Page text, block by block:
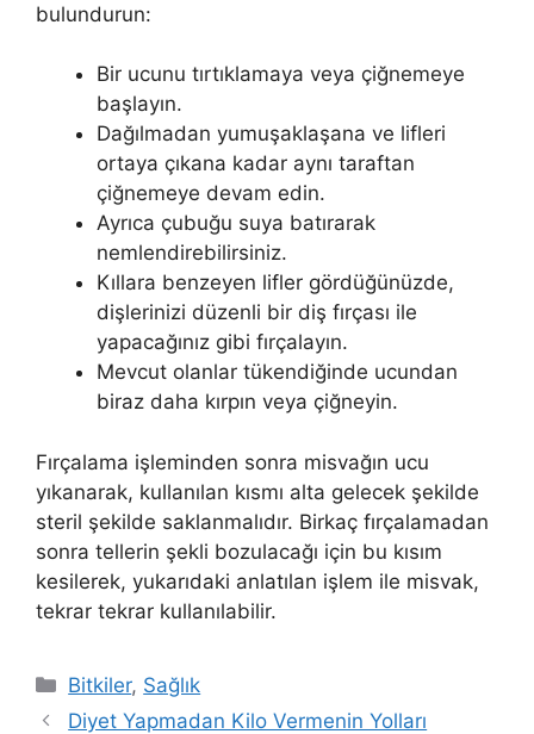
bulundurun:
Bir ucunu tırtıklamaya veya çiğnemeye
başlayın.
Dağılmadan yumuşaklaşana ve lifleri
ortaya çıkana kadar aynı taraftan
çiğnemeye devam edin.
Ayrıca çubuğu suya batırarak
nemlendirebilirsiniz.
Kıllara benzeyen lifler gördüğünüzde,
dişlerinizi düzenli bir diş fırçası ile
yapacağınız gibi fırçalayın.
Mevcut olanlar tükendiğinde ucundan
biraz daha kırpın veya çiğneyin.
Fırçalama işleminden sonra misvağın ucu
yıkanarak, kullanılan kısmı alta gelecek şekilde
steril şekilde saklanmalıdır. Birkaç fırçalamadan
sonra tellerin şekli bozulacağı için bu kısım
kesilerek, yukarıdaki anlatılan işlem ile misvak,
tekrar tekrar kullanılabilir.
Kategoriler
Bitkiler, Sağlık
Diyet Yapmadan Kilo Vermenin Yolları